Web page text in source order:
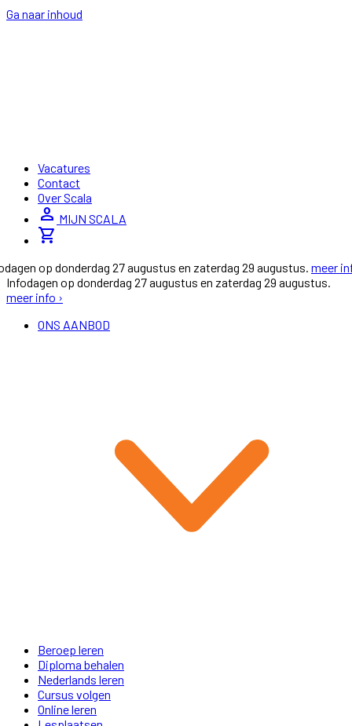
Ga naar inhoud
Vacatures
Contact
Over Scala
person MIJN SCALA
shopping_cart
op donderdag 27 augustus en zaterdag 29 augustus. meer
Infodagen op donderdag 27 augustus en zaterdag 29 augustus.
meer info ›
ONS AANBOD
Beroep leren
Diploma behalen
Nederlands leren
Cursus volgen
Online leren